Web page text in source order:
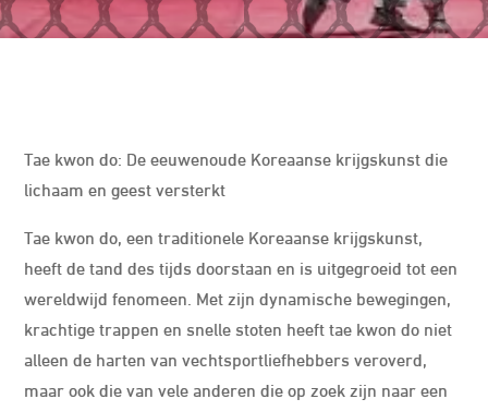
Tae kwon do: De eeuwenoude Koreaanse krijgskunst die
lichaam en geest versterkt
Tae kwon do, een traditionele Koreaanse krijgskunst,
heeft de tand des tijds doorstaan en is uitgegroeid tot een
wereldwijd fenomeen. Met zijn dynamische bewegingen,
krachtige trappen en snelle stoten heeft tae kwon do niet
alleen de harten van vechtsportliefhebbers veroverd,
maar ook die van vele anderen die op zoek zijn naar een